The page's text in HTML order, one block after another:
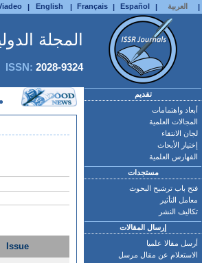
| English | Français | Español | العربية |
المجلة
2028-9324
Issue
تقديم
أبعاد واهتمامات
المجالات العلمية
لجان الانتقاء
إختيار الأبحاث
الفهارس العلمية
مستجدات
فتح باب ترشيح البحوث
معامل التأثير
تكاليف النشر
إرسال المقالات
أرسل مقالا علميا
الاستعلام عن مقال مرسل